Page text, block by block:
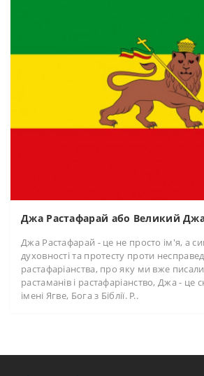
Джа Растафарай або Великий
Джа Растафарай - це не просто ім'я, а
духовності та протесту проти
растафаріанства, про яку ми вже
растаманів і растафаріанство, Джа -
імені Ягве, Бога з Біблії. Р..